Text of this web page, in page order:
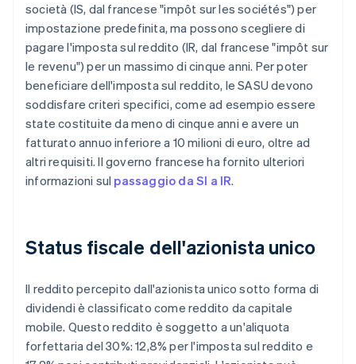
società (IS, dal francese "impôt sur les sociétés") per
impostazione predefinita, ma possono scegliere di
pagare l'imposta sul reddito (IR, dal francese "impôt sur
le revenu") per un massimo di cinque anni. Per poter
beneficiare dell'imposta sul reddito, le SASU devono
soddisfare criteri specifici, come ad esempio essere
state costituite da meno di cinque anni e avere un
fatturato annuo inferiore a 10 milioni di euro, oltre ad
altri requisiti. Il governo francese ha fornito ulteriori
informazioni sul passaggio da SI a IR.
Status fiscale dell'azionista unico
Il reddito percepito dall'azionista unico sotto forma di
dividendi è classificato come reddito da capitale
mobile. Questo reddito è soggetto a un'aliquota
forfettaria del 30%: 12,8% per l'imposta sul reddito e